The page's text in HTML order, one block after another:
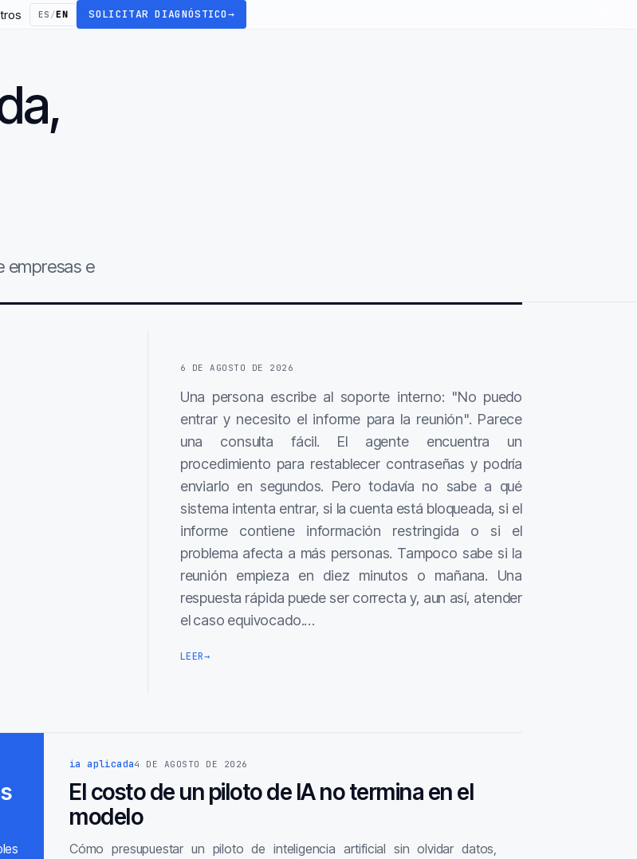
ES /EN SOLICITAR DIAGNÓSTICO→
empresas e
6 DE AGOSTO DE 2026
Una persona escribe al soporte interno: "No puedo
entrar y necesito el informe para la reunión". Parece
una consulta fácil. El agente encuentra un
procedimiento para restablecer contraseñas y podría
enviarlo en segundos. Pero todavía no sabe a qué
sistema intenta entrar, si la cuenta está bloqueada, si el
informe contiene información restringida o si el
problema afecta a más personas. Tampoco sabe si la
reunión empieza en diez minutos o mañana. Una
respuesta rápida puede ser correcta y, aun así, atender
el caso equivocado.…
LEER→
ia aplicada4 DE AGOSTO DE 2026
El costo de un piloto de IA no termina en el
modelo
Cómo presupuestar un piloto de inteligencia artificial sin olvidar datos,